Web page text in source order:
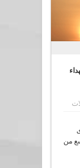
من